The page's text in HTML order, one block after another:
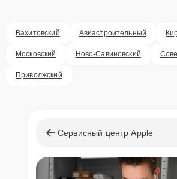
Вахитовский Авиастроительный
Московский Ново-Савиновский
Приволжский
Сервисный центр Apple